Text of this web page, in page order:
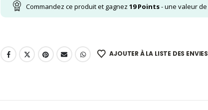
Commandez ce produit et gagnez 19Points- une valeur de
AJOUTER À LA LISTE DES ENVIES